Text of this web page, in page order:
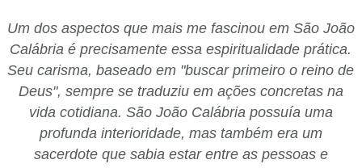
Um dos aspectos que mais me fascinou em São João
Calábria é precisamente essa espiritualidade prática.
Seu carisma, baseado em "buscar primeiro o reino de
Deus", sempre se traduziu em ações concretas na
vida cotidiana. São João Calábria possuía uma
profunda interioridade, mas também era um
sacerdote que sabia estar entre as pessoas e